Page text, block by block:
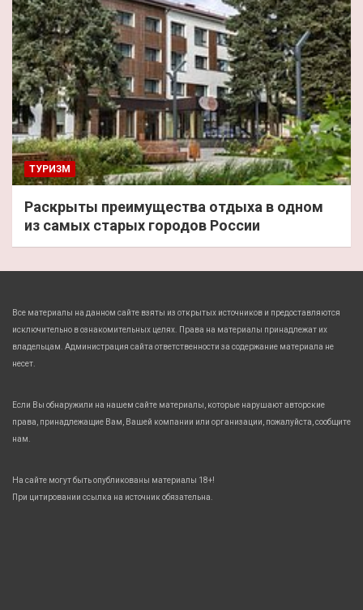
ТУРИЗМ
Раскрыты преимущества отдыха в одном
из самых старых городов России
Все материалы на данном сайте взяты из открытых источников и предоставляются
исключительно в ознакомительных целях. Права на материалы принадлежат их
владельцам. Администрация сайта ответственности за содержание материала не
несет.
Если Вы обнаружили на нашем сайте материалы, которые нарушают авторские
права, принадлежащие Вам, Вашей компании или организации, пожалуйста, сообщите
нам.
На сайте могут быть опубликованы материалы 18+!
При цитировании ссылка на источник обязательна.